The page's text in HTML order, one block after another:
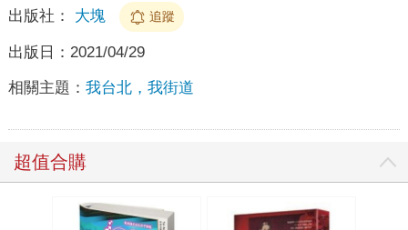
出版社： 大塊 追蹤
出版日： 2021/04/29
相關主題： 我台北，我街道
超值合購